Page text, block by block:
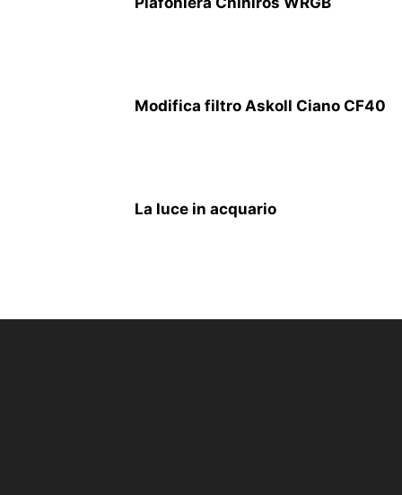
Modifica filtro Askoll Ciano CF40
La luce in acquario